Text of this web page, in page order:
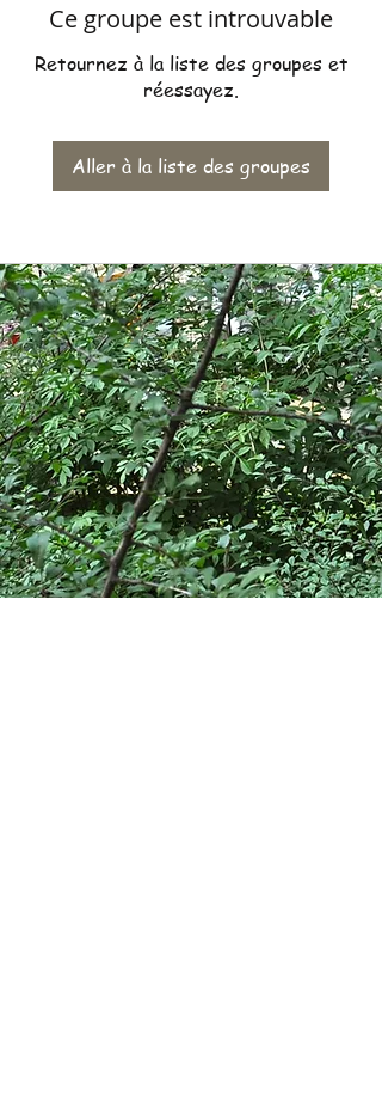
Ce groupe est introuvable
Retournez à la liste des groupes et
réessayez.
Aller à la liste des groupes